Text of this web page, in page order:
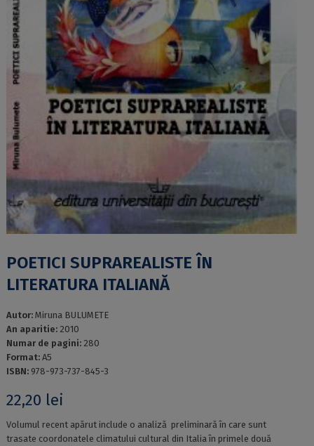
POETICI SUPRAREALISTE ÎN
LITERATURA ITALIANĂ
Autor: Miruna BULUMETE
An aparitie: 2010
Numar de pagini: 280
Format: A5
ISBN: 978-973-737-845-3
22,20 lei
Volumul recent apărut include o analiză preliminară în care sunt
trasate coordonatele climatului cultural din Italia în primele două